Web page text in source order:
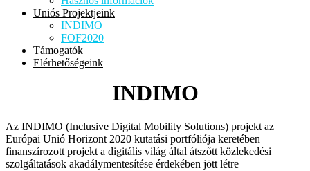
Uniós Projektjeink
INDIMO
FOF2020
Támogatók
Elérhetőségeink
INDIMO
Az INDIMO (Inclusive Digital Mobility Solutions) projekt az
Európai Unió Horizont 2020 kutatási portfóliója keretében
finanszírozott projekt a digitális világ által átszőtt közlekedési
szolgáltatások akadálymentesítése érdekében jött létre